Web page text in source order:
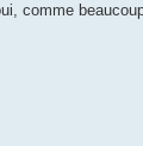
comme